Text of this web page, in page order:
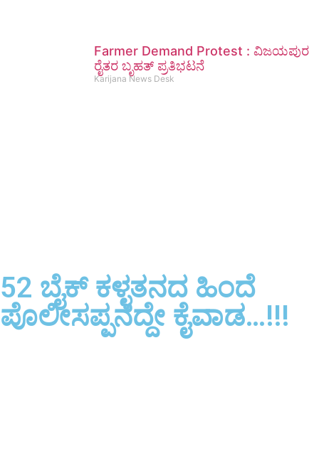
Farmer Demand Protest : ವಿಜಯಪುರ
ರೈತರ ಬೃಹತ್ ಪ್ರತಿಭಟನೆ
Karijana News Desk
52 ಬೈಕ್‌ ಕಳ್ಳತನದ ಹಿಂದೆ
ಪೊಲೀಸಪ್ಪನದ್ದೇ ಕೈವಾಡ…!!!